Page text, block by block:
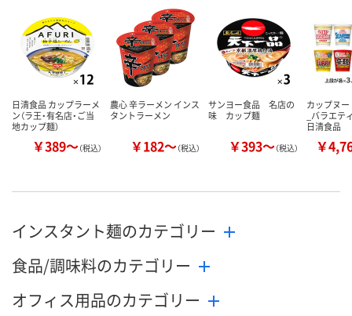
カゴへ カゴへ
日清食品 カップラーメ
ン（ラ王・有名店・ご当
地カップ麺）
￥389～（税込）
農心 辛ラーメン インス
タントラーメン
￥182～（税込）
サンヨー食品 名店の
味 カップ麺
￥393～（税込）
カップヌ
_バラエテ
日清食品
￥
インスタント麺のカテゴリー
食品/調味料のカテゴリー
オフィス用品のカテゴリー